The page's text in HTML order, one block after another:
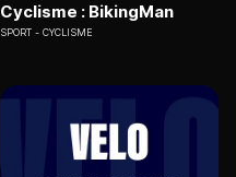
Cyclisme : BikingMan
SPORT CYCLISME